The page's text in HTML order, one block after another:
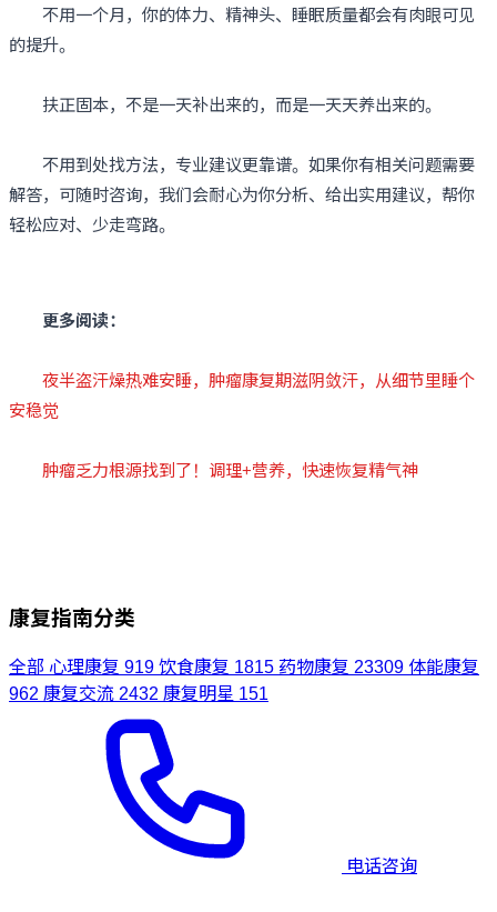
不用一个月，你的体力、精神头、睡眠质量都会有肉眼可见
的提升。
扶正固本，不是一天补出来的，而是一天天养出来的。
不用到处找方法，专业建议更靠谱。如果你有相关问题需要
解答，可随时咨询，我们会耐心为你分析、给出实用建议，帮你
轻松应对、少走弯路。
更多阅读：
夜半盗汗燥热难安睡，肿瘤康复期滋阴敛汗，从细节里睡个
安稳觉
肿瘤乏力根源找到了！调理+营养，快速恢复精气神
康复指南分类
全部 心理康复 919饮食康复 1815 药物康复 23309 体能康复
962 康复交流 2432 康复明星 151
电话咨询